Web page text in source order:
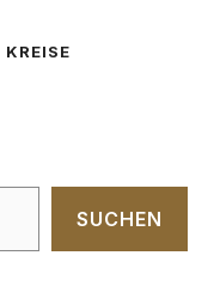
KREISE
SUCHEN